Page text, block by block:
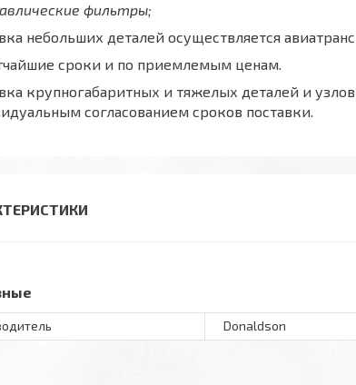
фильтры;
небольших деталей осуществляется
сроки и по приемлемым ценам.
крупногабаритных и тяжелых деталей и
согласованием сроков поставки.
Donaldson